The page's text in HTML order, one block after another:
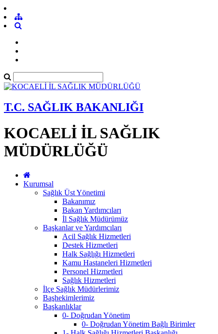
T.C. SAĞLIK BAKANLIĞI
KOCAELİ İL SAĞLIK
MÜDÜRLÜĞÜ
Kurumsal
Sağlık Üst Yönetimi
Bakanımız
Bakan Yardımcıları
İl Sağlık Müdürümüz
Başkanlar ve Yardımcıları
Acil Sağlık Hizmetleri
Destek Hizmetleri
Halk Sağlığı Hizmetleri
Kamu Hastaneleri Hizmetleri
Personel Hizmetleri
Sağlık Hizmetleri
İlçe Sağlık Müdürlerimiz
Başhekimlerimiz
Başkanlıklar
0- Doğrudan Yönetim
0- Doğrudan Yönetim Bağlı Birimler